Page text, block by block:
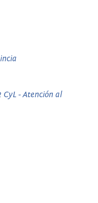
CyL - Atención al